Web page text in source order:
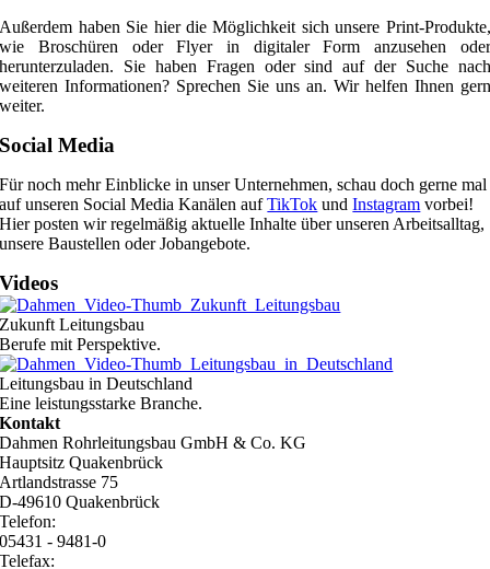
Außerdem haben Sie hier die Möglichkeit sich unsere Print-Produkte,
wie Broschüren oder Flyer in digitaler Form anzusehen oder
herunterzuladen. Sie haben Fragen oder sind auf der Suche nach
weiteren Informationen? Sprechen Sie uns an. Wir helfen Ihnen gern
weiter.
Social Media
Für noch mehr Einblicke in unser Unternehmen, schau doch gerne mal
auf unseren Social Media Kanälen aufTikTok undInstagram vorbei!
Hier posten wir regelmäßig aktuelle Inhalte über unseren Arbeitsalltag,
unsere Baustellen oder Jobangebote.
Videos
Zukunft Leitungsbau
Berufe mit Perspektive.
Leitungsbau in Deutschland
Eine leistungsstarke Branche.
Kontakt
Dahmen Rohrleitungsbau GmbH & Co. KG
Hauptsitz Quakenbrück
Artlandstrasse 75
D-49610 Quakenbrück
Telefon:
05431 - 9481-0
Telefax: